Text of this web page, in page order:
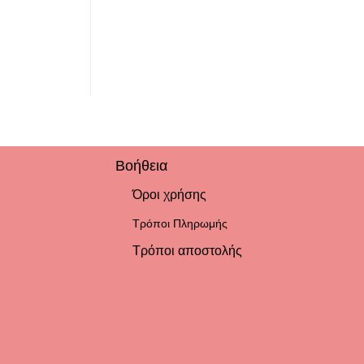
Βοήθεια
Όροι χρήσης
Τρόποι Πληρωμής
Τρόποι αποστολής